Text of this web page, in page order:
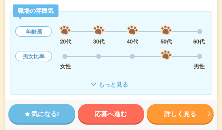
職場の雰囲気
年齢層
20代
30代 40代 50代
60代
男女比率
女性
男性
もっと見る
気になる! 応募へ進む 詳しく見る